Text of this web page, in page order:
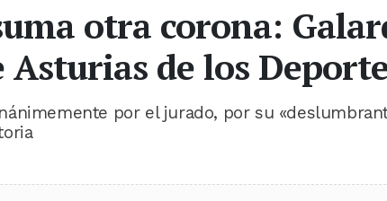
otra corona:
Asturias de los
por el jurado, por su